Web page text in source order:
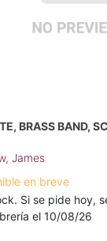
BRASS BAND,
James
en breve
Si se pide hoy,
el 10/08/26